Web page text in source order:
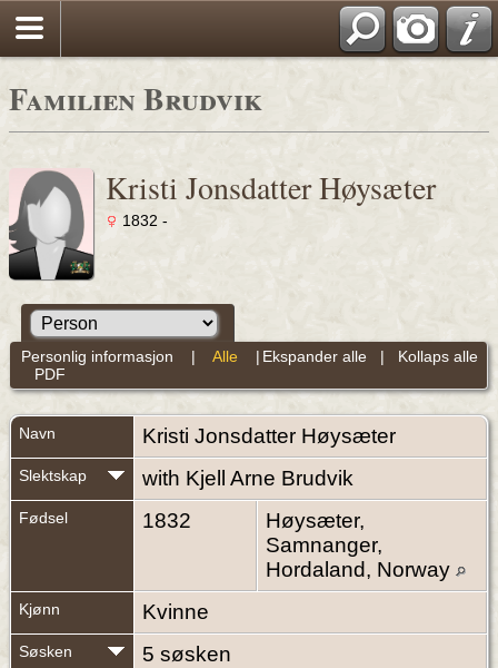
Familien Brudvik
Kristi Jonsdatter Høysæter
1832 -
Ekspander alle | Kollaps alle
Personlig informasjon | Alle |
PDF
Navn Kristi Jonsdatter Høysæter
Slektskap with Kjell Arne Brudvik
Fødsel 1832
Høysæter,
Samnanger,
Hordaland, Norway
Kjønn Kvinne
Søsken 5 søsken